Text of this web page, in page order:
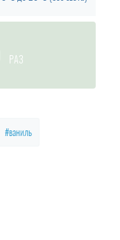
РАЗ
ваниль